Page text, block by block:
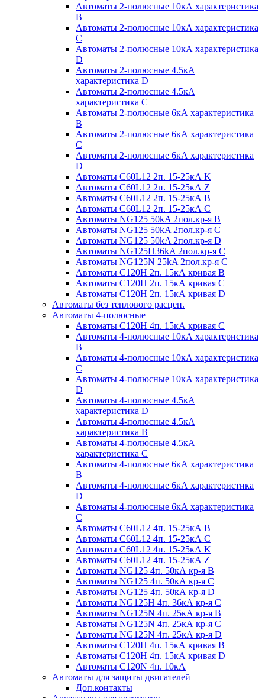
Автоматы 2-полюсные 10кА характеристика
B
Автоматы 2-полюсные 10кА характеристика
C
Автоматы 2-полюсные 10кА характеристика
D
Автоматы 2-полюсные 4.5кА
характеристика D
Автоматы 2-полюсные 4.5кА
характеристика С
Автоматы 2-полюсные 6кА характеристика
B
Автоматы 2-полюсные 6кА характеристика
C
Автоматы 2-полюсные 6кА характеристика
D
Автоматы C60L12 2п. 15-25кА K
Автоматы C60L12 2п. 15-25кА Z
Автоматы C60L12 2п. 15-25кА B
Автоматы C60L12 2п. 15-25кА C
Автоматы NG125 50kA 2пол.кр-я B
Автоматы NG125 50kA 2пол.кр-я C
Автоматы NG125 50kA 2пол.кр-я D
Автоматы NG125H36kA 2пол.кр-я C
Автоматы NG125N 25kA 2пол.кр-я C
Автоматы С120H 2п. 15кА кривая B
Автоматы С120H 2п. 15кА кривая C
Автоматы С120H 2п. 15кА кривая D
Автоматы без теплового расцеп.
Автоматы 4-полюсные
Автоматы С120H 4п. 15кА кривая C
Автоматы 4-полюсные 10кА характеристика
B
Автоматы 4-полюсные 10кА характеристика
C
Автоматы 4-полюсные 10кА характеристика
D
Автоматы 4-полюсные 4.5кА
характеристика D
Автоматы 4-полюсные 4.5кА
характеристика В
Автоматы 4-полюсные 4.5кА
характеристика С
Автоматы 4-полюсные 6кА характеристика
B
Автоматы 4-полюсные 6кА характеристика
D
Автоматы 4-полюсные 6кА характеристика
С
Автоматы C60L12 4п. 15-25кА B
Автоматы C60L12 4п. 15-25кА C
Автоматы C60L12 4п. 15-25кА K
Автоматы C60L12 4п. 15-25кА Z
Автоматы NG125 4п. 50кА кр-я B
Автоматы NG125 4п. 50кА кр-я C
Автоматы NG125 4п. 50кА кр-я D
Автоматы NG125H 4п. 36кА кр-я C
Автоматы NG125N 4п. 25кА кр-я B
Автоматы NG125N 4п. 25кА кр-я C
Автоматы NG125N 4п. 25кА кр-я D
Автоматы С120H 4п. 15кА кривая B
Автоматы С120H 4п. 15кА кривая D
Автоматы С120N 4п. 10кА
Автоматы для защиты двигателей
Доп.контакты